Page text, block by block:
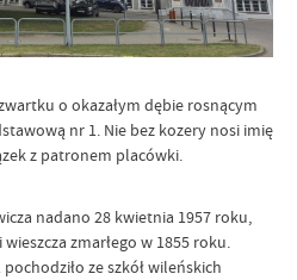
o okazałym dębie rosnącym
nr 1. Nie bez kozery nosi imię
z patronem placówki.
nadano 28 kwietnia 1957 roku,
zmarłego w 1855 roku.
ze szkół wileńskich